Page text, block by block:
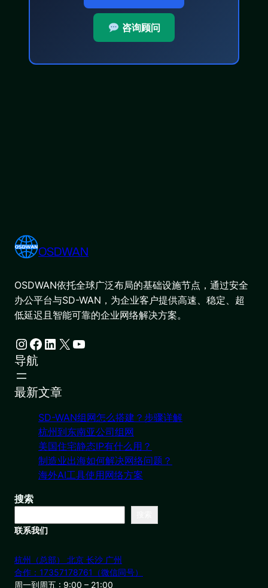
咨询顾问
OSDWAN
OSDWAN依托全球广泛布局的基础设施节点，通过安全
办公平台与SD-WAN，为企业客户提供高速、稳定、超
低延迟且智能可靠的企业网络解决方案。
Instagram Facebook LinkedIn X YouTube
导航
最新文章
SD-WAN组网怎么搭建？步骤详解
杭州到东南亚公司组网
美国住宅静态IP有什么用？
制造业出海如何解决网络问题？
海外AI工具使用网络方案
搜索
联系我们
杭州（总部） 北京 长沙 广州
合作：17357178761（微信同号）
周一到周五 : 9:00 – 21:00